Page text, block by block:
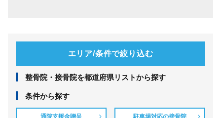
エリア/条件で絞り込む
整⾻院・接⾻院を都道府県リストから探す
条件から探す
通院支援金贈呈 駐車場対応の接骨院